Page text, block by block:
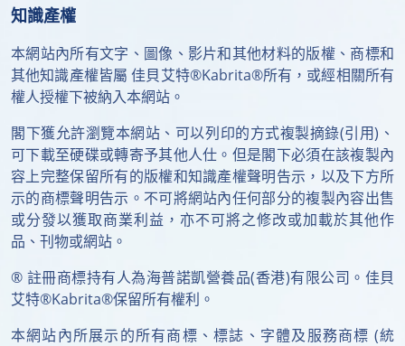
知識產權
本網站內所有文字、圖像、影片和其他材料的版權、商標和
其他知識產權皆屬 佳貝艾特®Kabrita®所有，或經相關所有
權人授權下被納入本網站。
閣下獲允許瀏覽本網站、可以列印的方式複製摘錄(引用)、
可下載至硬碟或轉寄予其他人仕。但是閣下必須在該複製內
容上完整保留所有的版權和知識產權聲明告示，以及下方所
示的商標聲明告示。不可將網站內任何部分的複製內容出售
或分發以獲取商業利益，亦不可將之修改或加載於其他作
品、刊物或網站。
® 註冊商標持有人為海普諾凱營養品(香港)有限公司。佳貝
艾特®Kabrita®保留所有權利。
本網站內所展示的所有商標、標誌、字體及服務商標 (統